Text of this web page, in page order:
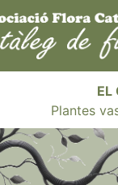
EL
Plantes